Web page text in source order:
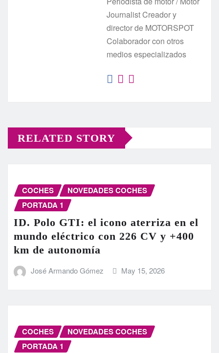
Journalist Creador y
director de MOTORSPOT
Colaborador con otros
medios especializados
RELATED STORY
COCHES
NOVEDADES COCHES
PORTADA 1
ID. Polo GTI: el icono aterriza en el
mundo eléctrico con 226 CV y +400
km de autonomía
José Armando Gómez May 15, 2026
COCHES
NOVEDADES COCHES
PORTADA 1